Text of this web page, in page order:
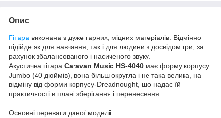
Опис
Гітара виконана з дуже гарних, міцних матеріалів. Відмінно
підійде як для навчання, так і для людини з досвідом гри, за
рахунок збалансованого і насиченого звуку.
Акустична гітара Caravan Music HS-4040 має форму корпусу
Jumbo (40 дюймів), вона більш округла і не така велика, на
відміну від форми корпусу-Dreadnought, що надає їй
практичності в плані зберігання і перенесення.
Основні переваги даної моделіі: